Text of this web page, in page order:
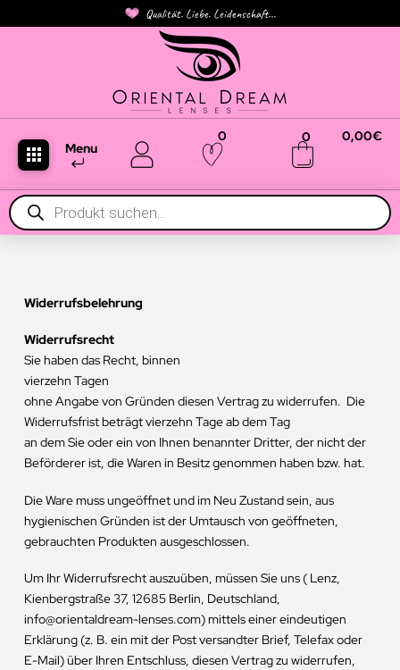
Qualität. Liebe. Leidenschaft...
Menu
0 0 0,00€
Products
search
Widerrufsbelehrung
Widerrufsrecht
Sie haben das Recht, binnen
vierzehn Tagen
ohne Angabe von Gründen diesen Vertrag zu widerrufen. Die
Widerrufsfrist beträgt vierzehn Tage ab dem Tag
an dem Sie oder ein von Ihnen benannter Dritter, der nicht der
Beförderer ist, die Waren in Besitz genommen haben bzw. hat.
Die Ware muss ungeöffnet und im Neu Zustand sein, aus
hygienischen Gründen ist der Umtausch von geöffneten,
gebrauchten Produkten ausgeschlossen.
Um Ihr Widerrufsrecht auszuüben, müssen Sie uns ( Lenz,
Kienbergstraße 37, 12685 Berlin, Deutschland,
info@orientaldream-lenses.com) mittels einer eindeutigen
Erklärung (z. B. ein mit der Post versandter Brief, Telefax oder
E-Mail) über Ihren Entschluss, diesen Vertrag zu widerrufen,